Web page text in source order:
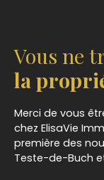
de panneaux
confort au
d’un
terrasse,
commodités,
cette maison
aussi bien
Vous ne
la
Merci de vous
chez ElisaVie
première des
Teste-de-Buch